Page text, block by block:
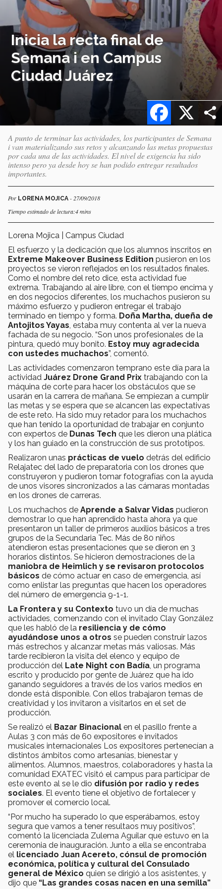
Inicia la recta final de
Semana i en Campus
Ciudad Juárez
X
Facebook
A punto de terminar las actividades, los participantes de Semana
i van materializando sus retos y alcanzando las metas propuestas
por cada una de las actividades. El nivel de exigencia ha sido
intenso pero ya desde hoy se han podido entregar resultados
importantes.
Por LORENA MOJICA - 27/09/2018
Tiempo estimado de lectura:4 mins
Lorena Mojica | Campus Ciudad
El esfuerzo y la dedicación que los alumnos inscritos en
Extreme Makeover Business Edition pusieron en los
proyectos se vieron reflejados en los resultados finales.
Como el nombre del reto dice, esta actividad fue
extrema. Trabajando al aire libre, con el tiempo encima y
en dos negocios diferentes, los muchachos pusieron su
máximo esfuerzo y pudieron entregar el trabajo
terminado en tiempo y forma. Doña Martha, dueña de
Antojitos Yayas , estaba muy contenta al ver la nueva
fachada de su negocio. “Son unos profesionales de la
pintura, quedó muy bonito. Estoy muy agradecida
con ustedes muchachos”, comentó.
Las actividades comenzaron temprano este día para la
actividad Juárez Drone Grand Prix trabajando con la
máquina de corte para hacer los obstáculos que se
usarán en la carrera de mañana. Se empiezan a cumplir
las metas y se espera que se alcancen las expectativas
de este reto. Ha sido muy retador para los muchachos
que han tenido la oportunidad de trabajar en conjunto
con expertos de Dunas Tech que les dieron una plática
y los han guiado en la construcción de sus prototipos.
Realizaron unas prácticas de vuelo detrás del edificio
Relajatec del lado de preparatoria con los drones que
construyeron y pudieron tomar fotografías con la ayuda
de unos visores sincronizados a las cámaras montadas
en los drones de carreras.
Los muchachos de Aprende a Salvar Vidas pudieron
demostrar lo que han aprendido hasta ahora ya que
presentaron un taller de primeros auxilios básicos a tres
grupos de la Secundaria Tec. Más de 80 niños
atendieron estas presentaciones que se dieron en 3
horarios distintos. Se hicieron demostraciones de la
maniobra de Heimlich y se revisaron protocolos
básicos de cómo actuar en caso de emergencia, así
como enlistar las preguntas que hacen los operadores
del número de emergencia 9-1-1.
La Frontera y su Contexto tuvo un día de muchas
actividades, comenzando con el invitado Clay González
que les habló de la resiliencia y de cómo
ayudándose unos a otros se pueden construir lazos
más estrechos y alcanzar metas más valiosas. Más
tarde recibieron la visita del elenco y equipo de
producción del Late Night con Badía , un programa
escrito y producido por gente de Juárez que ha ido
ganando seguidores a través de los varios medios en
donde está disponible. Con ellos trabajaron temas de
creatividad y los invitaron a visitarlos en el set de
producción.
Se realizó el Bazar Binacional en el pasillo frente a
Aulas 3 con más de 60 expositores e invitados
musicales internacionales Los expositores pertenecían a
distintos ámbitos como artesanías, bienestar y
alimentos. Alumnos, maestros, colaboradores y hasta la
comunidad EXATEC visitó el campus para participar de
este evento al se le dio difusión por radio y redes
sociales. El evento tiene el objetivo de fortalecer y
promover el comercio local.
“Por mucho ha superado lo que esperábamos, estoy
segura que vamos a tener resultaos muy positivos”,
comentó la licenciada Zulema Aguilar que estuvo en la
ceremonia de inauguración. Junto a ella se encontraba
el licenciado Juan Acereto, cónsul de promoción
económica, política y cultural del Consulado
general de México quien se dirigió a los asistentes, y
dijo que “Las grandes cosas nacen en una semilla”